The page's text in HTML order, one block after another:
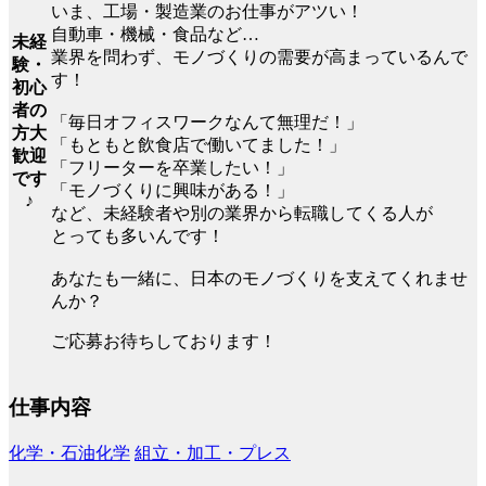
未経
験・
初心
者の
方大
歓迎
です
♪
いま、工場・製造業のお仕事がアツい！
自動車・機械・食品など…
業界を問わず、モノづくりの需要が高まっているんで
す！
「毎日オフィスワークなんて無理だ！」
「もともと飲食店で働いてました！」
「フリーターを卒業したい！」
「モノづくりに興味がある！」
など、未経験者や別の業界から転職してくる人が
とっても多いんです！
あなたも一緒に、日本のモノづくりを支えてくれませ
んか？
ご応募お待ちしております！
仕事内容
化学・石油化学 組立・加工・プレス